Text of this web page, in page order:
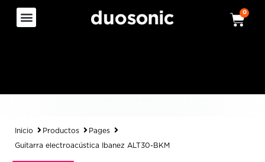
0
Inicio Productos Pages
Guitarra electroacústica Ibanez ALT30-BKM